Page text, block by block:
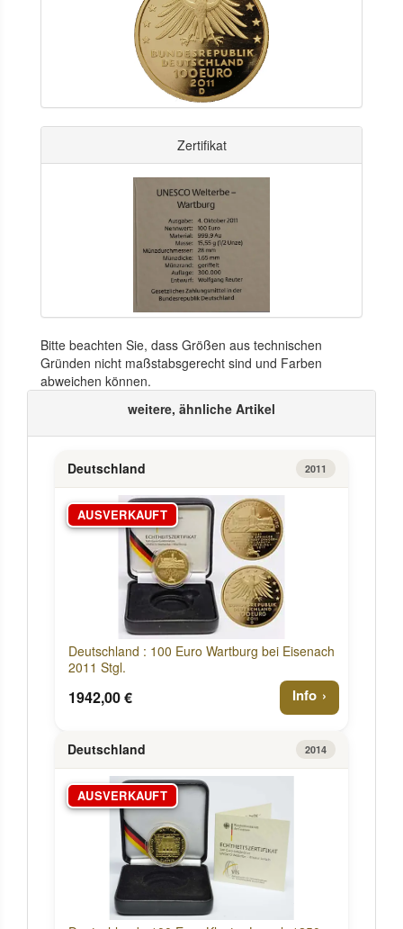
Zertifikat
Bitte beachten Sie, dass Größen aus technischen
Gründen nicht maßstabsgerecht sind und Farben
abweichen können.
weitere, ähnliche Artikel
Deutschland 2011
AUSVERKAUFT
Deutschland : 100 Euro Wartburg bei Eisenach
2011 Stgl.
1942,00 € Info
Deutschland 2014
AUSVERKAUFT